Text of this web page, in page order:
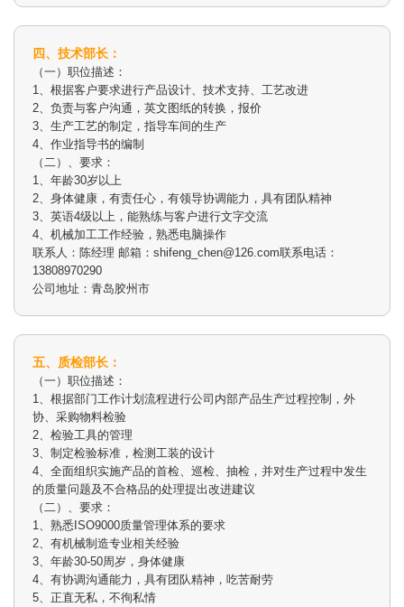
四、技术部长：
（一）职位描述：
1、根据客户要求进行产品设计、技术支持、工艺改进
2、负责与客户沟通，英文图纸的转换，报价
3、生产工艺的制定，指导车间的生产
4、作业指导书的编制
（二）、要求：
1、年龄30岁以上
2、身体健康，有责任心，有领导协调能力，具有团队精神
3、英语4级以上，能熟练与客户进行文字交流
4、机械加工工作经验，熟悉电脑操作
联系人：陈经理 邮箱：shifeng_chen@126.com联系电话：
13808970290
公司地址：青岛胶州市
五、质检部长：
（一）职位描述：
1、根据部门工作计划流程进行公司内部产品生产过程控制，外
协、采购物料检验
2、检验工具的管理
3、制定检验标准，检测工装的设计
4、全面组织实施产品的首检、巡检、抽检，并对生产过程中发生
的质量问题及不合格品的处理提出改进建议
（二）、要求：
1、熟悉ISO9000质量管理体系的要求
2、有机械制造专业相关经验
3、年龄30-50周岁，身体健康
4、有协调沟通能力，具有团队精神，吃苦耐劳
5、正直无私，不徇私情